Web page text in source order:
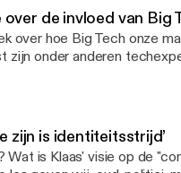
in de strategie en
jouw
van
Voor Ons Nederland.
en Kamerlid
de invloed van Big
over hoe Big Tech onze
zijn onder anderen
wel grip op de
nu 30 dagen gratis uit via
zijn is identiteitsstrijd’
Wat is Klaas' visie op de